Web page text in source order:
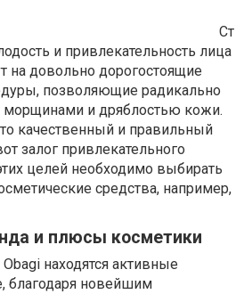
Ст
и привлекательность лица
довольно дорогостоящие
позволяющие радикально
морщинами и дряблостью кожи.
качественный и правильный
залог привлекательного
целей необходимо выбирать
средства, например,
и плюсы косметики
находятся активные
благодаря новейшим